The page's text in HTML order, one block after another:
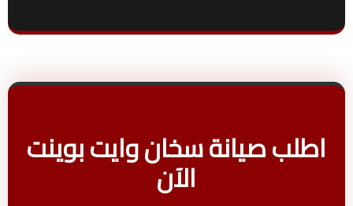
اطلب صيانة سخان وايت بوينت
الآن